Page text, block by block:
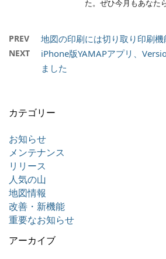
た。ぜひ今月もあなた
PREV 地図の印刷には切り取り印刷
NEXT
iPhone版YAMAPアプリ、
ました
カテゴリー
お知らせ
メンテナンス
リリース
人気の山
地図情報
改善・新機能
重要なお知らせ
アーカイブ